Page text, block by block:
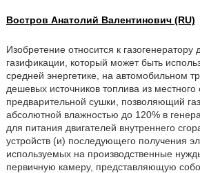
Востров Анатолий Валентинович (RU)
Изобретение относится к газогенератору
газификации, который может быть
средней энергетике, на автомобильном
дешевых источников топлива из местного
предварительной сушки, позволяющий
абсолютной влажностью до 120% в
для питания двигателей внутреннего
устройств (и) последующего получения
используемых на производственные
первичную камеру, представляющую